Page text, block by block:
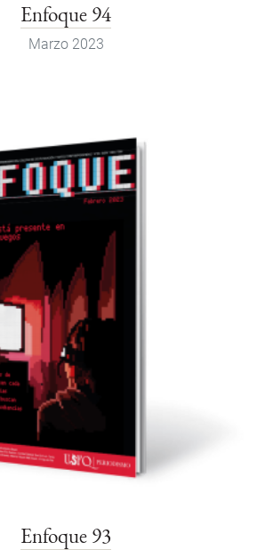
Enfoque 94
Marzo 2023
Enfoque 93